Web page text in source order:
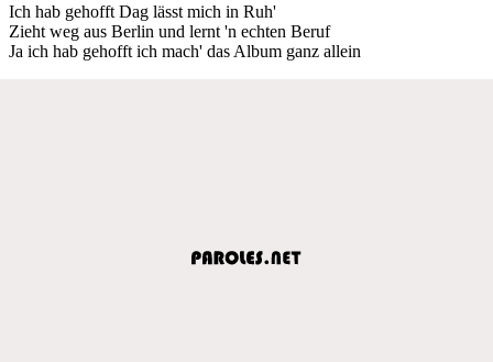
Ich hab gehofft Dag lässt mich in Ruh'
Zieht weg aus Berlin und lernt 'n echten Beruf
Ja ich hab gehofft ich mach' das Album ganz allein